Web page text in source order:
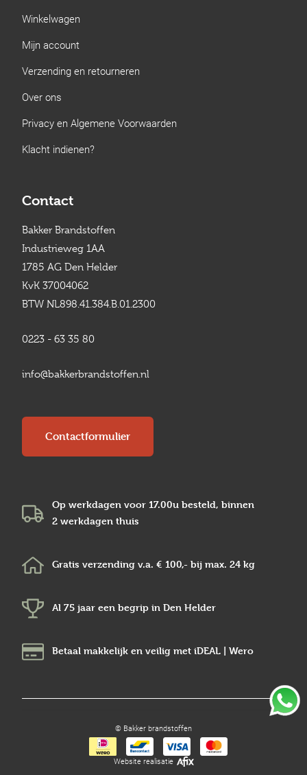
Winkelwagen
Mijn account
Verzending en retourneren
Over ons
Privacy en Algemene Voorwaarden
Klacht indienen?
Contact
Bakker Brandstoffen
Industrieweg 1AA
1785 AG Den Helder
KvK 37004062
BTW NL898.41.384.B.01.2300
0223 - 63 35 80
info@bakkerbrandstoffen.nl
Contactformulier
Op werkdagen voor 17.00u besteld, binnen
2 werkdagen thuis
Gratis verzending v.a. € 100,- bij max. 24 kg
Al 75 jaar een begrip in Den Helder
Betaal makkelijk en veilig met iDEAL | Wero
© Bakker brandstoffen
Website realisatie